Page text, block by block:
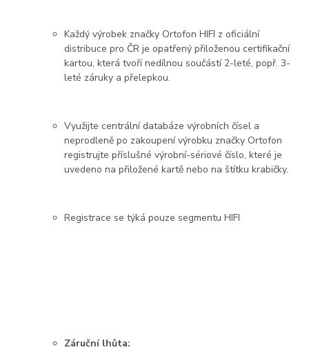
Každý výrobek značky Ortofon HIFI z oficiální
distribuce pro ČR je opatřený přiloženou certifikační
kartou, která tvoří nedílnou součástí 2-leté, popř. 3-
leté záruky a přelepkou.
Využijte centrální databáze výrobních čísel a
neprodleně po zakoupení výrobku značky Ortofon
registrujte příslušné výrobní-sériové číslo, které je
uvedeno na přiložené kartě nebo na štítku krabičky.
Registrace se týká pouze segmentu HIFI
Záruční lhůta: